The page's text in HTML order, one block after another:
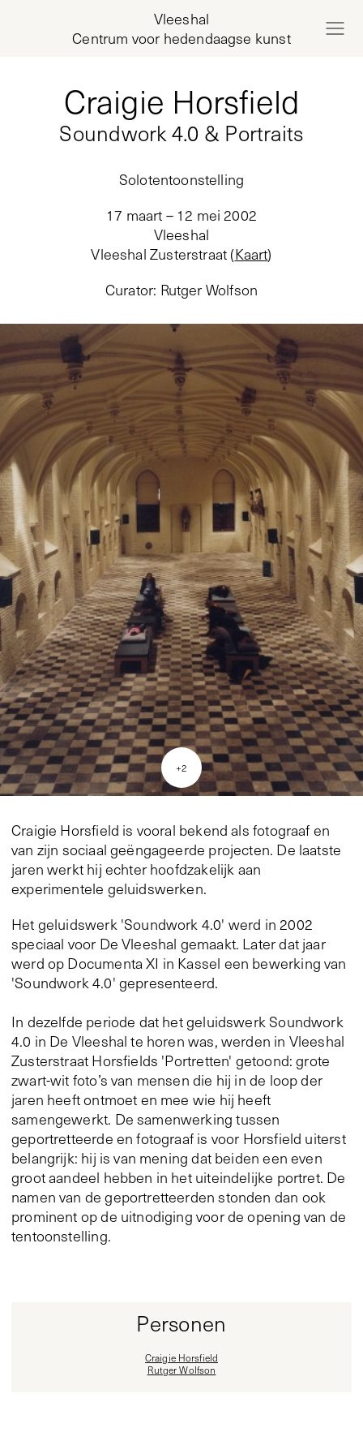
Vleeshal
Centrum voor hedendaagse kunst
Soundwork 4.0 & Portraits
Craigie Horsfield
Solotentoonstelling
17 maart – 12 mei 2002
Vleeshal
Vleeshal Zusterstraat (Kaart)
Curator: Rutger Wolfson
+2
Craigie Horsfield is vooral bekend als fotograaf en
van zijn sociaal geëngageerde projecten. De laatste
jaren werkt hij echter hoofdzakelijk aan
experimentele geluidswerken.
Het geluidswerk 'Soundwork 4.0' werd in 2002
speciaal voor De Vleeshal gemaakt. Later dat jaar
werd op Documenta XI in Kassel een bewerking van
'Soundwork 4.0' gepresenteerd.
In dezelfde periode dat het geluidswerk Soundwork
4.0 in De Vleeshal te horen was, werden in Vleeshal
Zusterstraat Horsfields 'Portretten' getoond: grote
zwart-wit foto’s van mensen die hij in de loop der
jaren heeft ontmoet en mee wie hij heeft
samengewerkt. De samenwerking tussen
geportretteerde en fotograaf is voor Horsfield uiterst
belangrijk: hij is van mening dat beiden een even
groot aandeel hebben in het uiteindelijke portret. De
namen van de geportretteerden stonden dan ook
prominent op de uitnodiging voor de opening van de
tentoonstelling.
Personen
Craigie Horsfield
Rutger Wolfson